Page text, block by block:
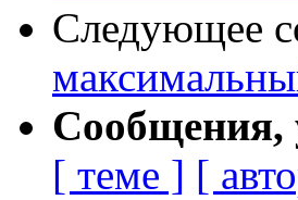
Следующее
Сообщения,
[ теме ] [